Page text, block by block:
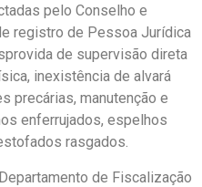
pelo Conselho e
registro de Pessoa Jurídica
de supervisão direta
inexistência de alvará
precárias, manutenção e
enferrujados, espelhos
rasgados.
de Fiscalização